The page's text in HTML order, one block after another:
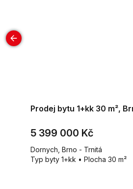
Prodej bytu 1+kk 30 m²,
5 399 000 Kč
Dornych, Brno - Trnitá
Typ byty 1+kk • Plocha 30 m²